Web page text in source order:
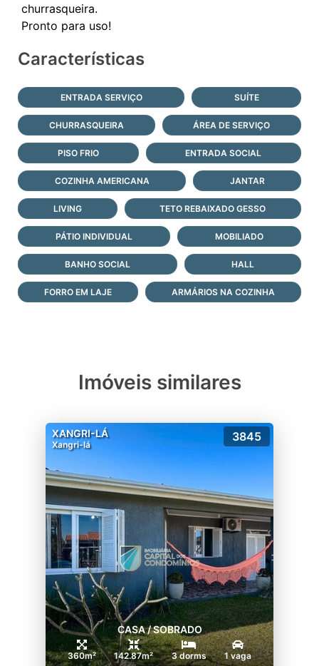
churrasqueira.
Características
ENTRADA SERVIÇO SUÍTE
CHURRASQUEIRA ÁREA DE SERVIÇO
PISO FRIO ENTRADA SOCIAL
COZINHA AMERICANA JANTAR
LIVING TETO REBAIXADO GESSO
PÁTIO INDIVIDUAL MOBILIADO
BANHO SOCIAL HALL
FORRO EM LAJE ARMÁRIOS NA COZINHA
Imóveis similares
XANGRI-LÁ
Xangri-lá
3845
CASA / SOBRADO
360m² 142.87m² 3 dorms 1 vaga